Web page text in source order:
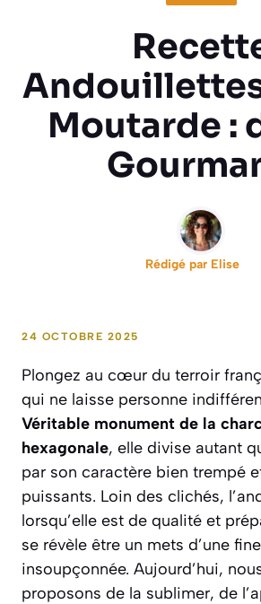
Moutarde :
Rédigé par Elise
24 OCTOBRE 2025
Plongez au cœur du terroir
qui ne laisse personne
Véritable monument de la
hexagonale, elle divise autant
par son caractère bien trempé
puissants. Loin des clichés,
lorsqu’elle est de qualité et
se révèle être un mets d’une
insoupçonnée. Aujourd’hui,
proposons de la sublimer, de